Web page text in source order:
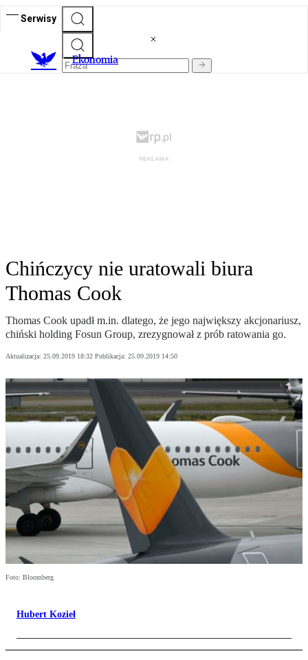
Serwisy
Ekonomia
Chińczycy nie uratowali biura
Thomas Cook
Thomas Cook upadł m.in. dlatego, że jego największy akcjonariusz,
chiński holding Fosun Group, zrezygnował z prób ratowania go.
Aktualizacja: 25.09.2019 18:32 Publikacja: 25.09.2019 14:50
Foto: Bloomberg
Hubert Kozieł